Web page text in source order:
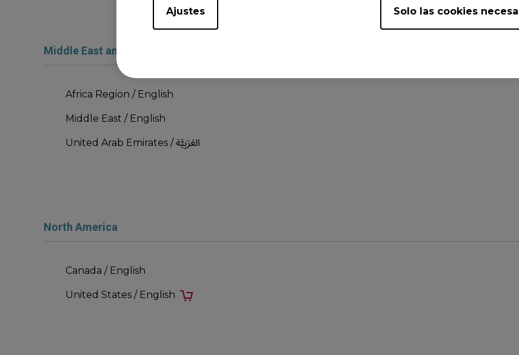
Ajustes Solo las cookies
Middle East and Africa
Africa Region / English
Middle East / English
United Arab Emirates / العَرَبِيَّة
North America
Canada / English
United States / English